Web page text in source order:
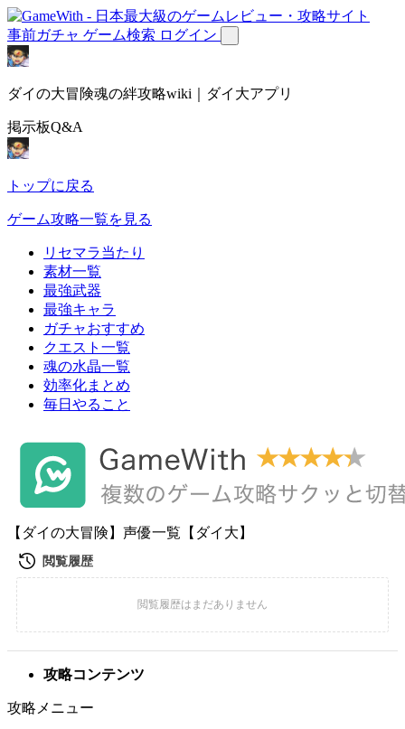
事前ガチャ ゲーム検索 ログイン
ダイの大冒険魂の絆攻略wiki｜ダイ大アプリ
掲示板Q&A
トップに戻る
ゲーム攻略一覧を見る
リセマラ当たり
素材一覧
最強武器
最強キャラ
ガチャおすすめ
クエスト一覧
魂の水晶一覧
効率化まとめ
毎日やること
【ダイの大冒険】声優一覧【ダイ大】
攻略コンテンツ
攻略メニュー